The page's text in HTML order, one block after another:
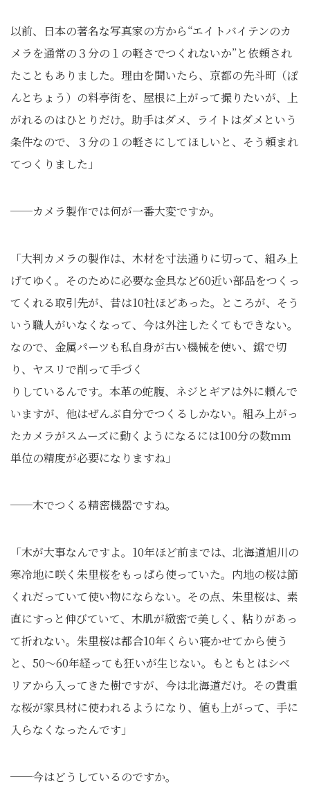
以前、日本の著名な写真家の方から“エイトバイテンのカ
メラを通常の３分の１の軽さでつくれないか”と依頼され
たこともありました。理由を聞いたら、京都の先斗町（ぽ
んとちょう）の料亭街を、屋根に上がって撮りたいが、上
がれるのはひとりだけ。助手はダメ、ライトはダメという
条件なので、３分の１の軽さにしてほしいと、そう頼まれ
てつくりました」
──カメラ製作では何が一番大変ですか。
「大判カメラの製作は、木材を寸法通りに切って、組み上
げてゆく。そのために必要な金具など60近い部品をつくっ
てくれる取引先が、昔は10社ほどあった。ところが、そう
いう職人がいなくなって、今は外注したくてもできない。
なので、金属パーツも私自身が古い機械を使い、鋸で切
り、ヤスリで削って手づく
りしているんです。本革の蛇腹、ネジとギアは外に頼んで
いますが、他はぜんぶ自分でつくるしかない。組み上がっ
たカメラがスムーズに動くようになるには100分の数mm
単位の精度が必要になりますね」
──木でつくる精密機器ですね。
「木が大事なんですよ。10年ほど前までは、北海道旭川の
寒冷地に咲く朱里桜をもっぱら使っていた。内地の桜は節
くれだっていて使い物にならない。その点、朱里桜は、素
直にすっと伸びていて、木肌が緻密で美しく、粘りがあっ
て折れない。朱里桜は都合10年くらい寝かせてから使う
と、50～60年経っても狂いが生じない。もともとはシベ
リアから入ってきた樹ですが、今は北海道だけ。その貴重
な桜が家具材に使われるようになり、値も上がって、手に
入らなくなったんです」
──今はどうしているのですか。